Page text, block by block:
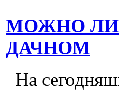
МОЖНО ЛИ
ДАЧНОМ
На